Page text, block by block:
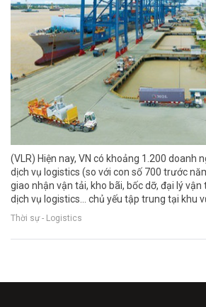
(VLR) Hiện nay, VN có khoảng 1.200 doanh
dịch vụ logistics (so với con số 700 trước
giao nhận vận tải, kho bãi, bốc dỡ, đại lý vận
dịch vụ logistics… chủ yếu tập trung tại khu
Thời sự - Logistics